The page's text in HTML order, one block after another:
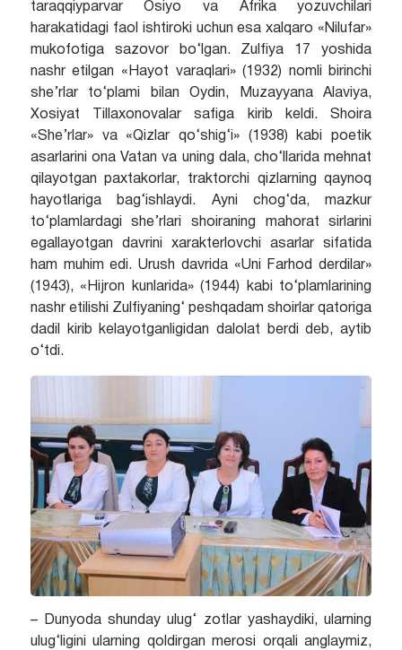
taraqqiyparvar Osiyo va Afrika yozuvchilari
harakatidagi faol ishtiroki uchun esa xalqaro «Nilufar»
mukofotiga sazovor bo‘lgan. Zulfiya 17 yoshida
nashr etilgan «Hayot varaqlari» (1932) nomli birinchi
she’rlar to‘plami bilan Oydin, Muzayyana Alaviya,
Xosiyat Tillaxonovalar safiga kirib keldi. Shoira
«She’rlar» va «Qizlar qo‘shig‘i» (1938) kabi poetik
asarlarini ona Vatan va uning dala, cho‘llarida mehnat
qilayotgan paxtakorlar, traktorchi qizlarning qaynoq
hayotlariga bag‘ishlaydi. Ayni chog‘da, mazkur
to‘plamlardagi she’rlari shoiraning mahorat sirlarini
egallayotgan davrini xarakterlovchi asarlar sifatida
ham muhim edi. Urush davrida «Uni Farhod derdilar»
(1943), «Hijron kunlarida» (1944) kabi to‘plamlarining
nashr etilishi Zulfiyaning‘ peshqadam shoirlar qatoriga
dadil kirib kelayotganligidan dalolat berdi deb, aytib
o‘tdi.
– Dunyoda shunday ulug‘ zotlar yashaydiki, ularning
ulug‘ligini ularning qoldirgan merosi orqali anglaymiz,